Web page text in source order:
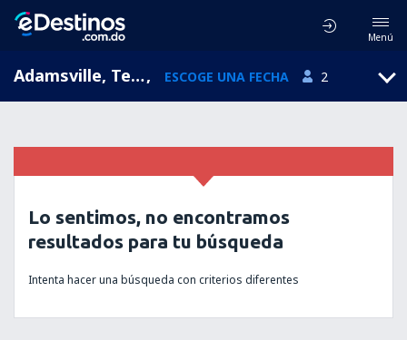
Menú
Adamsville, Tennessee, Estados Unidos, ESCOGE UNA FECHA 2
Lo sentimos, no encontramos
resultados para tu búsqueda
Intenta hacer una búsqueda con criterios diferentes